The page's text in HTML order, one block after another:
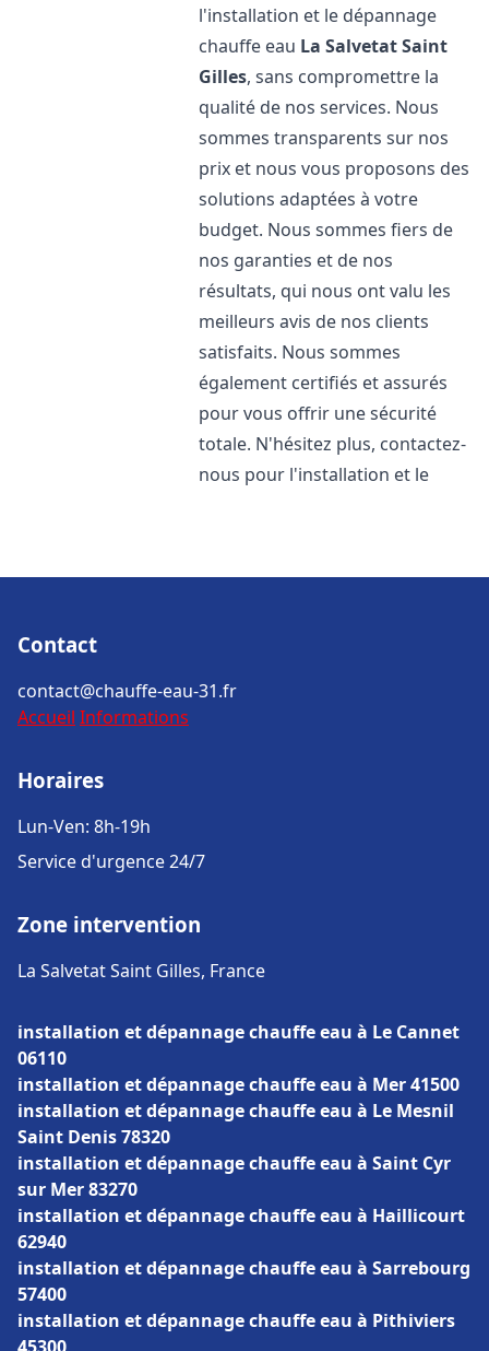
l'installation et le dépannage
chauffe eau La Salvetat Saint
Gilles, sans compromettre la
qualité de nos services. Nous
sommes transparents sur nos
prix et nous vous proposons des
solutions adaptées à votre
budget. Nous sommes fiers de
nos garanties et de nos
résultats, qui nous ont valu les
meilleurs avis de nos clients
satisfaits. Nous sommes
également certifiés et assurés
pour vous offrir une sécurité
totale. N'hésitez plus, contactez-
nous pour l'installation et le
Contact
contact@chauffe-eau-31.fr
Accueil Informations
Horaires
Lun-Ven: 8h-19h
Service d'urgence 24/7
Zone intervention
La Salvetat Saint Gilles, France
installation et dépannage chauffe eau à Le Cannet
06110
installation et dépannage chauffe eau à Mer 41500
installation et dépannage chauffe eau à Le Mesnil
Saint Denis 78320
installation et dépannage chauffe eau à Saint Cyr
sur Mer 83270
installation et dépannage chauffe eau à Haillicourt
62940
installation et dépannage chauffe eau à Sarrebourg
57400
installation et dépannage chauffe eau à Pithiviers